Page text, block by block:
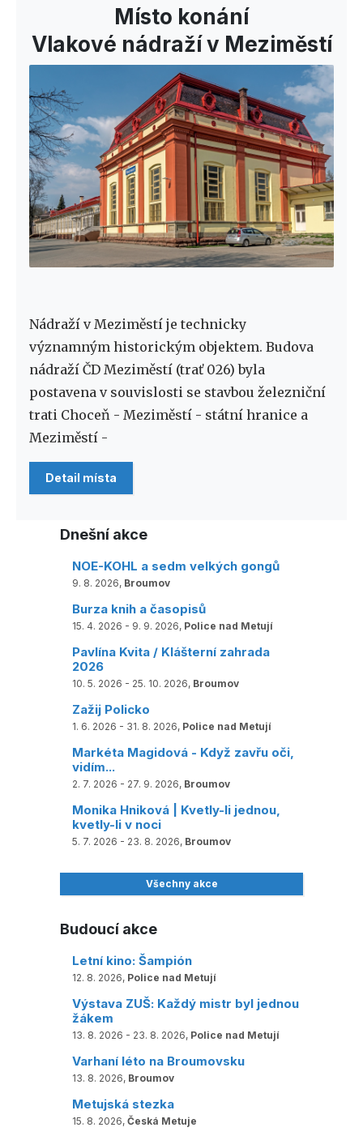
Místo konání
Vlakové nádraží v Meziměstí
Nádraží v Meziměstí je technicky
významným historickým objektem. Budova
nádraží ČD Meziměstí (trať 026) byla
postavena v souvislosti se stavbou železniční
trati Choceň - Meziměstí - státní hranice a
Meziměstí -
Detail místa
Dnešní akce
NOE-KOHL a sedm velkých gongů
9. 8. 2026, Broumov
Burza knih a časopisů
15. 4. 2026 - 9. 9. 2026, Police nad Metují
Pavlína Kvita / Klášterní zahrada
2026
10. 5. 2026 - 25. 10. 2026, Broumov
Zažij Policko
1. 6. 2026 - 31. 8. 2026, Police nad Metují
Markéta Magidová - Když zavřu oči,
vidím...
2. 7. 2026 - 27. 9. 2026, Broumov
Monika Hniková | Kvetly-li jednou,
kvetly-li v noci
5. 7. 2026 - 23. 8. 2026, Broumov
Všechny akce
Budoucí akce
Letní kino: Šampión
12. 8. 2026, Police nad Metují
Výstava ZUŠ: Každý mistr byl jednou
žákem
13. 8. 2026 - 23. 8. 2026, Police nad Metují
Varhaní léto na Broumovsku
13. 8. 2026, Broumov
Metujská stezka
15. 8. 2026, Česká Metuje